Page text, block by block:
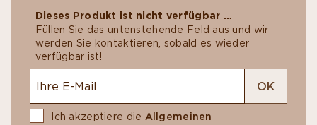
Dieses Produkt ist nicht verfügbar …
Füllen Sie das untenstehende Feld aus und wir
werden Sie kontaktieren, sobald es wieder
verfügbar ist!
Ich akzeptiere die Allgemeinen
OK